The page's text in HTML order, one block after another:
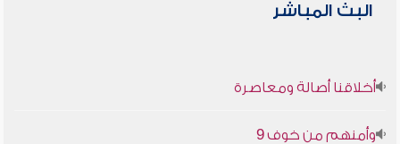
البث المباشر
أخلاقنا أصالة ومعاصرة
وأمنهم من خوف 9